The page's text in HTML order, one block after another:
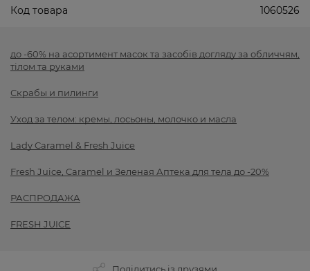
Код товара 1060526
до -60% на асортимент масок та засобів догляду за обличчям,
тілом та руками
Скрабы и пилинги
Уход за телом: кремы, лосьоны, молочко и масла
Lady Caramel & Fresh Juice
Fresh Juice, Caramel и Зеленая Аптека для тела до -20%
РАСПРОДАЖА
FRESH JUICE